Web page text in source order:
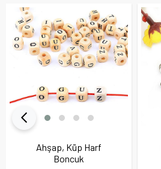
Ahşap, Küp Harf
Boncuk